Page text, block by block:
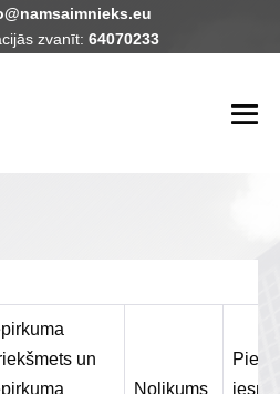
zvanīt: 64070233
un
Nolikums